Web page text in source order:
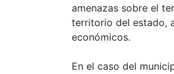
amenazas sobre el
territorio del estado,
económicos.
En el caso del